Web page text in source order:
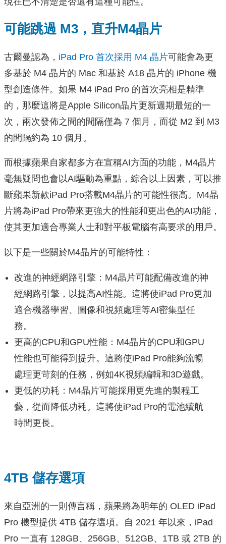
可能跳過 M3，直升M4晶片
古爾曼認為， iPad Pro 首次採用 M4 晶片可能會為更
多基於 M4 晶片的 Mac 和基於 A18 晶片的 iPhone 機
型創造條件。如果 M4 iPad Pro 的首次亮相是精準
的，那麼這將是Apple Silicon晶片更新週期最短的一
次，兩次發佈之間的間隔僅為 7 個月，而從 M2 到 M3
的間隔約為 10 個月。
而根據蘋果自家都多方在宣稱AI方面的功能，M4晶片
毫無疑問也會以AI驅動為重點，綜合以上因素，可以推
斷蘋果新款iPad Pro搭載M4晶片的可能性很高。M4晶
片將為iPad Pro帶來更強大的性能和更出色的AI功能，
使其更加適合專業人士和對平板電腦有高要求的用戶。
以下是一些關於M4晶片的可能特性：
改進的神經網路引擎：M4晶片可能配備改進的神
經網路引擎，以提高AI性能。這將使iPad Pro更加
適合機器學習、圖像和視頻處理等AI密集型任
務。
更高的CPU和GPU性能：M4晶片的CPU和GPU
性能也可能得到提升。這將使iPad Pro能夠流暢
處理更苛刻的任務，例如4K視頻編輯和3D遊戲。
更低的功耗：M4晶片可能採用更先進的製程工
藝，從而降低功耗。這將使iPad Pro的電池續航
時間更長。
4TB 儲存選項
來自亞洲的一則傳言稱，蘋果將為明年的 OLED iPad
Pro 機型提供 4TB 儲存選項。自 2021 年以來，iPad
Pro 一直有 128GB、256GB、512GB、1TB 或 2TB 的